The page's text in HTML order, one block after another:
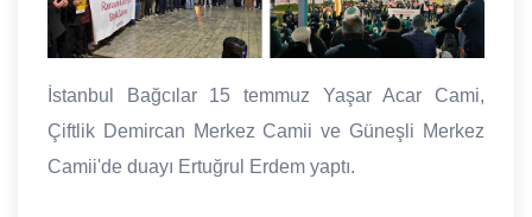
İstanbul Bağcılar 15 temmuz Yaşar Acar Cami,
Çiftlik Demircan Merkez Camii ve Güneşli Merkez
Camii'de duayı Ertuğrul Erdem yaptı.